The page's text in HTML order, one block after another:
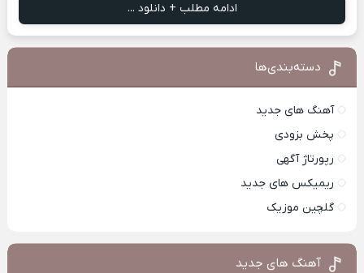
ادامه مطلب + دانلود ...
دسته‌بندی‌ها
آهنگ های جدید
پخش بزودی
رپورتاژ آگهی
ریمیکس های جدید
گلچین موزیک
آهنگ های جدید